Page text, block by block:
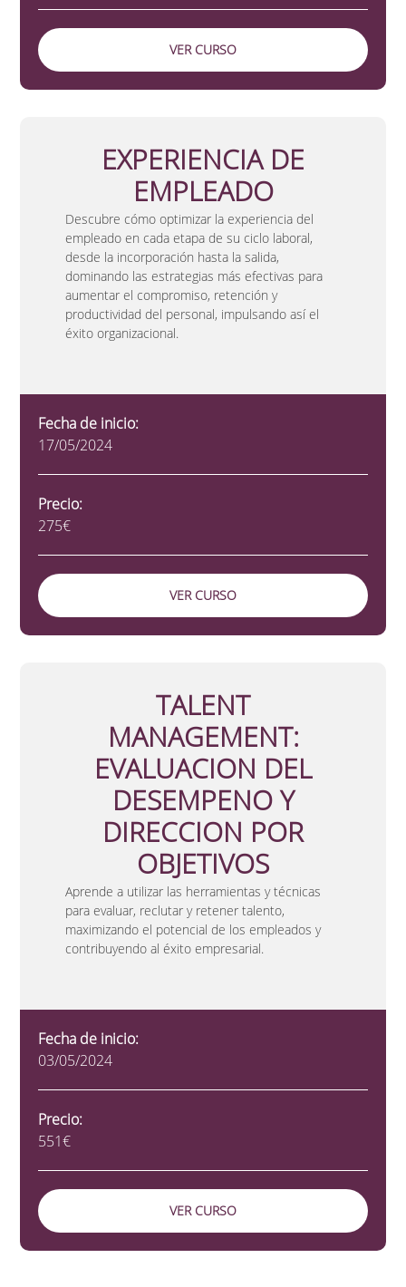
VER CURSO
EXPERIENCIA DE
EMPLEADO
Descubre cómo optimizar la experiencia del
empleado en cada etapa de su ciclo laboral,
desde la incorporación hasta la salida,
dominando las estrategias más efectivas para
aumentar el compromiso, retención y
productividad del personal, impulsando así el
éxito organizacional.
Fecha de inicio:
17/05/2024
Precio:
275€
VER CURSO
TALENT
MANAGEMENT:
EVALUACION DEL
DESEMPENO Y
DIRECCION POR
OBJETIVOS
Aprende a utilizar las herramientas y técnicas
para evaluar, reclutar y retener talento,
maximizando el potencial de los empleados y
contribuyendo al éxito empresarial.
Fecha de inicio:
03/05/2024
Precio:
551€
VER CURSO